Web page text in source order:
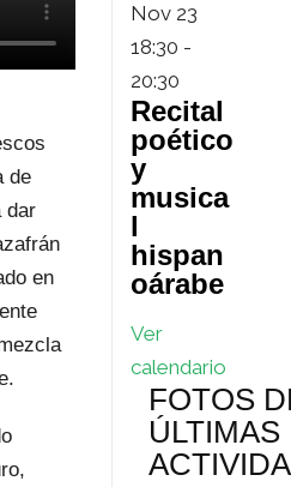
de
dar
en
Nov 23
18:30 -
20:30
Recital
poético
y
musica
l
hispan
oárabe
Ver
calendario
FOTOS
ÚLTIMAS